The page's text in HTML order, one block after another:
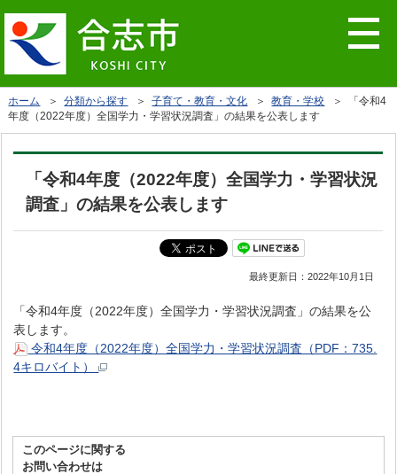
ホーム ＞分類から探す ＞子育て・教育・文化 ＞教育・学校 ＞ 「令和4
年度（2022年度）全国学力・学習状況調査」の結果を公表します
「令和4年度（2022年度）全国学力・学習状況
調査」の結果を公表します
最終更新日：2022年10月1日
「令和4年度（2022年度）全国学力・学習状況調査」の結果を公
表します。
令和4年度（2022年度）全国学力・学習状況調査（PDF：735.
4キロバイト）
このページに関する
お問い合わせは